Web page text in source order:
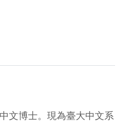
文博士。現為臺大中文系